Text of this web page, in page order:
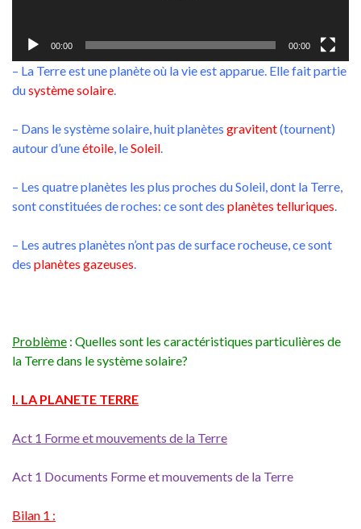
00:00 00:00
– La Terre est une planète où la vie est apparue. Elle fait partie
dusystème solaire.
– Dans le système solaire, huit planètes gravitent(tournent)
autour d’uneétoile, leSoleil.
– Les quatre planètes les plus proches du Soleil, dont la Terre,
sont constituées de roches: ce sont des planètes telluriques.
– Les autres planètes n’ont pas de surface rocheuse, ce sont
des planètes gazeuses.
Problème : Quelles sont les caractéristiques particulières de
la Terre dans le système solaire?
I. LA PLANETE TERRE
Act 1 Forme et mouvements de la Terre
Act 1 Documents Forme et mouvements de la Terre
Bilan 1 :